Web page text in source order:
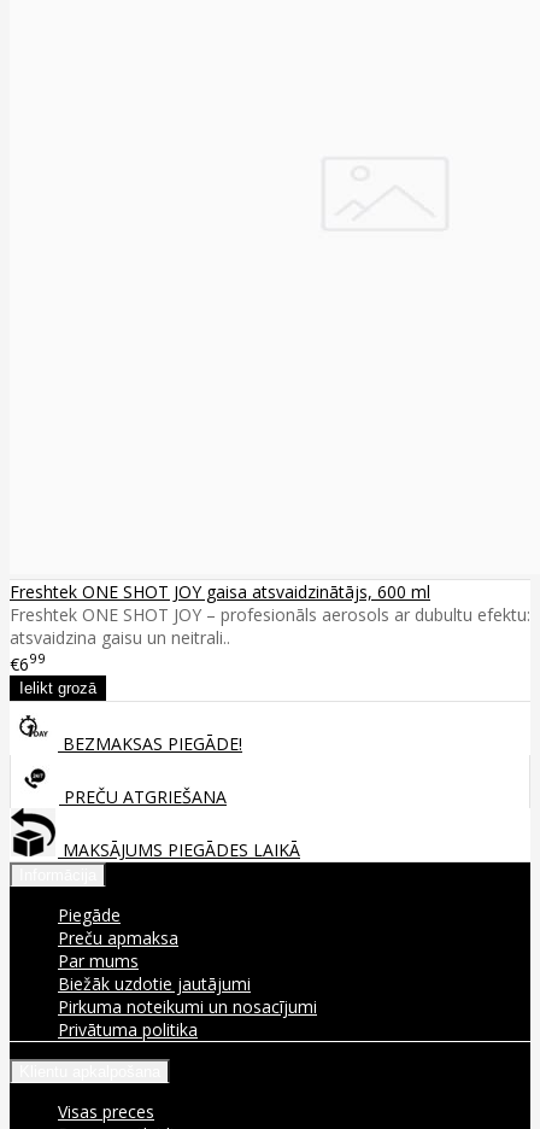
Freshtek ONE SHOT JOY gaisa atsvaidzinātājs, 600 ml
Freshtek ONE SHOT JOY – profesionāls aerosols ar dubultu efektu:
atsvaidzina gaisu un neitrali..
€699
BEZMAKSAS PIEGĀDE!
PREČU ATGRIEŠANA
MAKSĀJUMS PIEGĀDES LAIKĀ
Piegāde
Preču apmaksa
Par mums
Biežāk uzdotie jautājumi
Pirkuma noteikumi un nosacījumi
Privātuma politika
Visas preces